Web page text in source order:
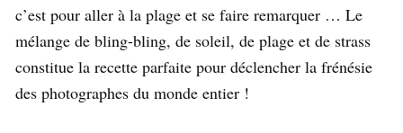
c’est pour aller à la plage et se faire remarquer … Le
mélange de bling-bling, de soleil, de plage et de strass
constitue la recette parfaite pour déclencher la frénésie
des photographes du monde entier !